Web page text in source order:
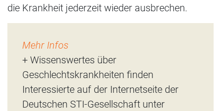
die Krankheit jederzeit wieder ausbrechen.
Mehr Infos
+ Wissenswertes über
Geschlechtskrankheiten finden
Interessierte auf der Internetseite der
Deutschen STI-Gesellschaft unter